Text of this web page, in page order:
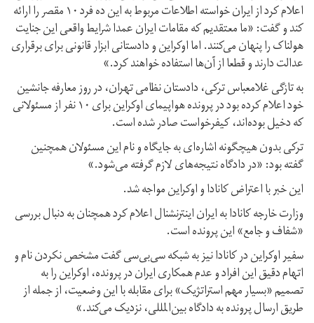
اعلام کرد از ایران خواسته اطلاعات مربوط به این ده فرد ۱۰ مقصر را ارائه
کند و گفت: «ما معتقدیم که مقامات ایران عمدا شرایط واقعی این جنایت
هولناک را پنهان می‌‌کنند. اما اوکراین و دادستانی ابزار قانونی برای برقراری
عدالت دارند و قطعا از آن‌ها استفاده خواهند کرد.»
به تازگی غلامعباس ترکی، دادستان نظامی تهران، در روز معارفه جانشین
خود اعلام کرده بود در پرونده هواپیمای اوکراین برای ۱۰ نفر از مسئولانی
که دخیل بوده‌اند، کیفرخواست صادر شده است.
ترکی بدون هیچگونه اشاره‌ای به جایگاه و نام این مسئولان همچنین
گفته بود: «در دادگاه نتیجه‌های لازم گرفته می‌شود.»
این خبر با اعتراض کانادا و اوکراین مواجه شد.
وزارت خارجه کانادا به ایران اینترنشنال اعلام کرد همچنان به دنبال بررسی
«شفاف و جامع» این پرونده است.
سفیر اوکراین در کانادا نیز به شبکه سی‌بی‌سی گفت مشخص نکردن نام و
اتهام دقیق این افراد و عدم همکاری ایران در پرونده،‌ اوکراین را به
تصمیم «بسیار مهم استراتژیک» برای مقابله با این وضعیت، از جمله از
طریق ارسال پرونده به دادگاه بین‌المللی، نزدیک می‌کند.»